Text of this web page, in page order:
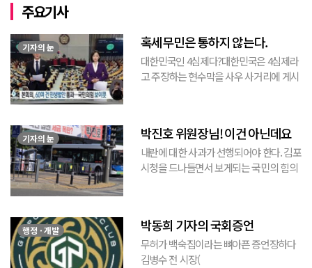
주요기사
기자의 눈 혹세무민은 통하지 않는다.
대한민국인 4심제다?대한민국은 4심제라
고 주장하는 현수막을 사우 사거리에 게시
민(惑...
기자의 눈 박진호 위원장님! 이건 아닌데요
내란에 대한 사과가 선행되어야 한다. 김포
시청을 드나들면서 보게되는 국민의 힘의
이 하...
행정 · 개발 박동희 기자의 국회증언
무허가 백숙집이라는 뼈아픈 증언장하다
김병수 전 시장(